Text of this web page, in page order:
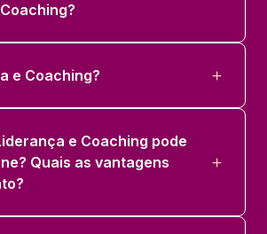
e Coaching?
e Coaching pode
Quais as vantagens